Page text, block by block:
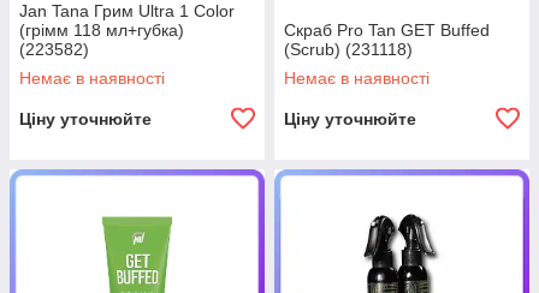
Jan Tana Грим Ultra 1 Color
(грімм 118 мл+губка)
(223582)
Немає в наявності
Ціну уточнюйте
Скраб Pro Tan GET Buffed
(Scrub) (231118)
Немає в наявності
Ціну уточнюйте